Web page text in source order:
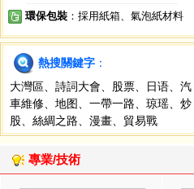
環保包裝 ：採用紙箱、氣泡紙材料
熱搜關鍵字 ：
大灣區
詩詞大會 股票 日语
汽
車維修
地图 一帶一路 琼瑶
炒
股
絲綢之路 漫畫 貿易戰
專業/技術